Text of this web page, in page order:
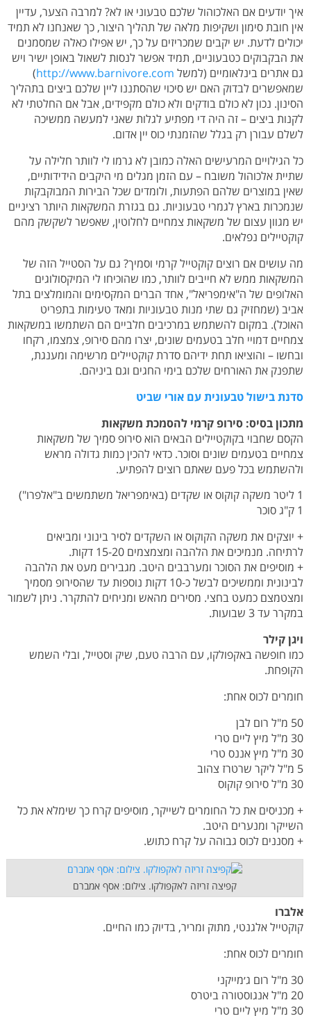
איך יודעים אם האלכוהול שלכם טבעוני או לא? למרבה הצער, עדיין
אין חובת סימון ושקיפות מלאה של תהליך היצור, כך שאנחנו לא תמיד
יכולים לדעת. יש יקבים שמכריזים על כך, יש אפילו כאלה שמסמנים
את הבקבוקים כטבעוניים, תמיד אפשר לנסות לשאול באופן ישיר ויש
גם אתרים בינלאומיים (למשל http://www.barnivore.com
)
שמאפשרים לבדוק האם יש סיכוי שהסתננו ליין שלכם ביצים בתהליך
הסינון. נכון לא כולם בודקים ולא כולם מקפידים, אבל אם החלטתי לא
לקנות ביצים – זה היה די מפתיע לגלות שאני למעשה ממשיכה
לשלם עבורן רק בגלל שהזמנתי כוס יין אדום.
כל הגילויים המרעישים האלה כמובן לא גרמו לי לוותר חלילה על
שתיית אלכוהול משובח – עם הזמן מגלים מי היקבים הידידותיים,
שאין במוצרים שלהם הפתעות, ולומדים שכל הבירות המבוקבקות
שנמכרות בארץ לגמרי טבעוניות. גם בגזרת המשקאות היותר רציניים
יש מגוון עצום של משקאות צמחיים לחלוטין, שאפשר לשקשק מהם
קוקטיילים נפלאים.
מה עושים אם רוצים קוקטייל קרמי וסמיך? גם על הסטייל הזה של
המשקאות ממש לא חייבים לוותר, כמו שהוכיחו לי המיקסולוגים
האלופים של ה"אימפריאל", אחד הברים המקסימים והמומלצים בתל
אביב (שמחזיק גם שתי מנות טבעוניות ומאד טעימות בתפריט
האוכל). במקום להשתמש במרכיבים חלביים הם השתמשו במשקאות
צמחיים דמויי חלב בטעמים שונים, יצרו מהם סירופ, צמצמו, רקחו
ובחשו – והוציאו תחת ידיהם סדרת קוקטיילים מרשימה ומענגת,
שתפנק את האורחים שלכם בימי החגים וגם ביניהם.
סדנת בישול טבעונית עם אורי שביט
מתכון בסיס: סירופ קרמי להסמכת משקאות
הקסם שחבוי בקוקטיילים הבאים הוא סירופ סמיך של משקאות
צמחיים בטעמים שונים וסוכר. כדאי להכין כמות גדולה מראש
ולהשתמש בכל פעם שאתם רוצים להפתיע.
1 ליטר משקה קוקוס או שקדים (באימפריאל משתמשים ב"אלפרו")
1 ק"ג סוכר
+ יוצקים את משקה הקוקוס או השקדים לסיר בינוני ומביאים
לרתיחה. מנמיכים את הלהבה ומצמצמים 15-20 דקות.
+ מוסיפים את הסוכר ומערבבים היטב. מגבירים מעט את הלהבה
לבינונית וממשיכים לבשל כ-10 דקות נוספות עד שהסירופ מסמיך
ומצטמצם כמעט בחצי. מסירים מהאש ומניחים להתקרר. ניתן לשמור
במקרר עד 3 שבועות.
ויגן קילר
כמו חופשה באקפולקו, עם הרבה טעם, שיק וסטייל, ובלי השמש
הקופחת.
חומרים לכוס אחת:
50 מ"ל רום לבן
30 מ"ל מיץ ליים טרי
30 מ"ל מיץ אננס טרי
5 מ"ל ליקר שרטרז צהוב
30 מ"ל סירופ קוקוס
+ מכניסים את כל החומרים לשייקר, מוסיפים קרח כך שימלא את כל
השייקר ומנערים היטב.
+ מסננים לכוס גבוהה על קרח כתוש.
קפיצה זריזה לאקפולקו. צילום: אסף אמברם
אלברו
קוקטייל אלגנטי, מתוק ומריר, בדיוק כמו החיים.
חומרים לכוס אחת:
30 מ"ל רום ג׳מייקני
20 מ"ל אנגוסטורה ביטרס
30 מ"ל מיץ ליים טרי